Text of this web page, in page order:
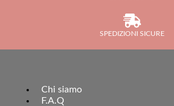
SPEDIZIONI SICURE
Chi siamo
F.A.Q